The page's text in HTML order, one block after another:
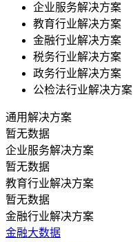
企业服务解决方案
教育行业解决方案
金融行业解决方案
税务行业解决方案
政务行业解决方案
公检法行业解决方案
通用解决方案
暂无数据
企业服务解决方案
暂无数据
教育行业解决方案
暂无数据
金融行业解决方案
金融大数据